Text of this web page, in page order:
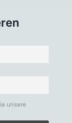
unsere